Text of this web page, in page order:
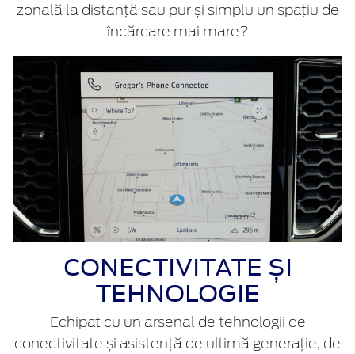
zonală la distanță sau pur și simplu un spațiu de
încărcare mai mare?
CONECTIVITATE ȘI
TEHNOLOGIE
Echipat cu un arsenal de tehnologii de
conectivitate și asistență de ultimă generație, de